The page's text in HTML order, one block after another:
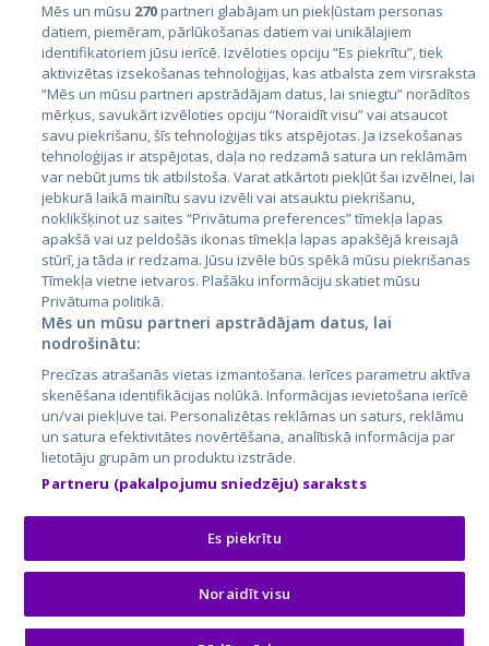
Страны
Эстония
Латвия
Литва
City24.lv
City24.ee
GetaPro.lv
GetaPro.ee
Skelbiu.lt
Autoplius.lt
Aruodas.lt
CVbankas.lt
Kainos.lt
Paslaugos.lt
auto24.ee
Osta.ee
KuldneBörs.ee
© 2026 GetaPro. Все права защищены.
Mēs un mūsu 270partneri glabājam un piekļūstam personas
datiem, piemēram, pārlūkošanas datiem vai unikālajiem
identifikatoriem jūsu ierīcē. Izvēloties opciju “Es piekrītu”, tiek
aktivizētas izsekošanas tehnoloģijas, kas atbalsta zem virsraksta
“Mēs un mūsu partneri apstrādājam datus, lai sniegtu” norādītos
mērķus, savukārt izvēloties opciju “Noraidīt visu” vai atsaucot
savu piekrišanu, šīs tehnoloģijas tiks atspējotas. Ja izsekošanas
tehnoloģijas ir atspējotas, daļa no redzamā satura un reklāmām
var nebūt jums tik atbilstoša. Varat atkārtoti piekļūt šai izvēlnei, lai
jebkurā laikā mainītu savu izvēli vai atsauktu piekrišanu,
noklikšķinot uz saites “Privātuma preferences” tīmekļa lapas
apakšā vai uz peldošās ikonas tīmekļa lapas apakšējā kreisajā
stūrī, ja tāda ir redzama. Jūsu izvēle būs spēkā mūsu piekrišanas
Tīmekļa vietne ietvaros. Plašāku informāciju skatiet mūsu
Privātuma politikā.
Mēs un mūsu partneri apstrādājam datus, lai
nodrošinātu:
Precīzas atrašanās vietas izmantošana. Ierīces parametru aktīva
skenēšana identifikācijas nolūkā. Informācijas ievietošana ierīcē
un/vai piekļuve tai. Personalizētas reklāmas un saturs, reklāmu
un satura efektivitātes novērtēšana, analītiskā informācija par
lietotāju grupām un produktu izstrāde.
Partneru (pakalpojumu sniedzēju) saraksts
Es piekrītu
Noraidīt visu